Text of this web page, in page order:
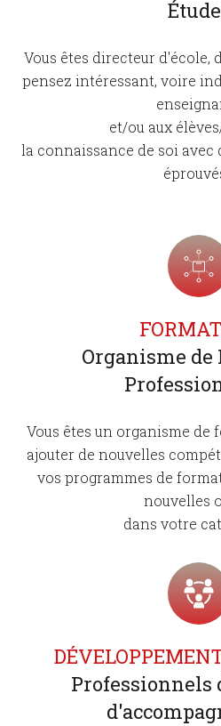
Vous êtes directeur d'école,
pensez intéressant, voire
et/ou aux
la connaissance de soi
Organisme
Vous êtes un organisme
ajouter de nouvelles
vos programmes de
nouvelles
dans votre
Professionnels